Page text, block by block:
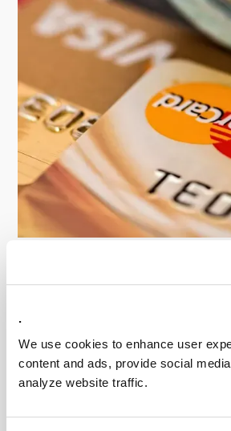
.
We use cookies to enhance user
content and ads, provide social
analyze website traffic.
Stichting BKR: +10 miljoen
Lees meer